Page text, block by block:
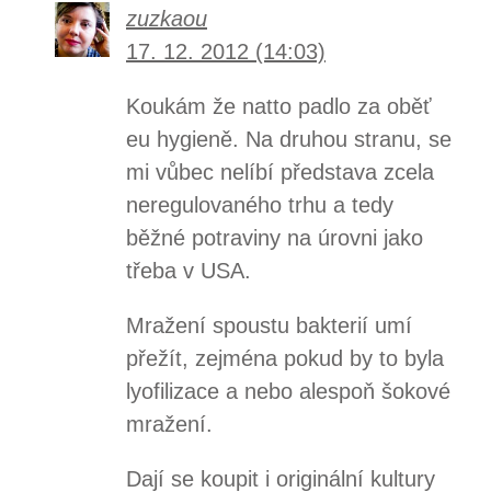
zuzkaou
17. 12. 2012 (14:03)
Koukám že natto padlo za oběť
eu hygieně. Na druhou stranu, se
mi vůbec nelíbí představa zcela
neregulovaného trhu a tedy
běžné potraviny na úrovni jako
třeba v USA.
Mražení spoustu bakterií umí
přežít, zejména pokud by to byla
lyofilizace a nebo alespoň šokové
mražení.
Dají se koupit i originální kultury